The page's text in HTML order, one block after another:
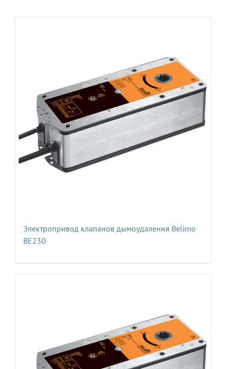
Электропривод клапанов дымоудаления Belimo
BE230